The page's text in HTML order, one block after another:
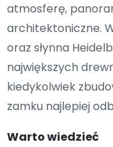
atmosferę,
architektoniczne.
oraz słynna
największych
kiedykolwiek
zamku najlepiej
Warto wiedzieć